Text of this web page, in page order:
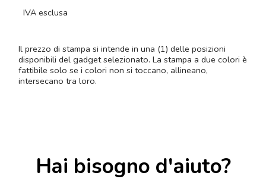
IVA esclusa
Il prezzo di stampa si intende in una (1) delle posizioni
disponibili del gadget selezionato. La stampa a due colori è
fattibile solo se i colori non si toccano, allineano,
intersecano tra loro.
Hai bisogno d'aiuto?